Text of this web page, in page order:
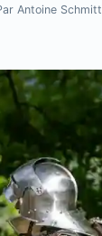
Antoine Schmitt